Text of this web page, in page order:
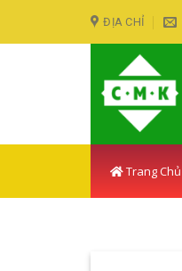
ĐỊA CHỈ
Trang Chủ